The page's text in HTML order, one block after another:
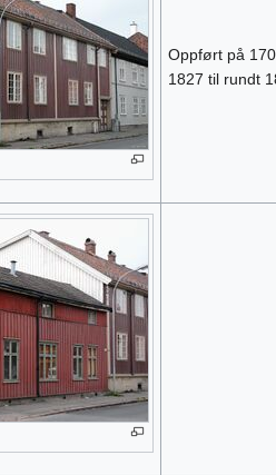
Oppført på
1827 til rundt